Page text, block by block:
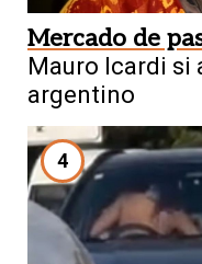
Mercado de
Mauro Icardi si
argentino
4